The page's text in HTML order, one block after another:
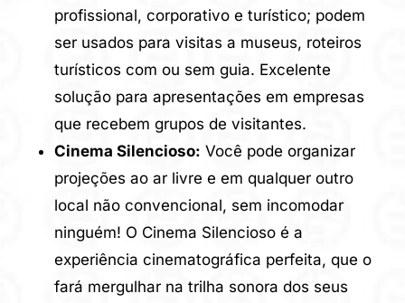
profissional, corporativo e turístico; podem
ser usados para visitas a museus, roteiros
turísticos com ou sem guia. Excelente
solução para apresentações em empresas
que recebem grupos de visitantes.
Cinema Silencioso: Você pode organizar
projeções ao ar livre e em qualquer outro
local não convencional, sem incomodar
ninguém! O Cinema Silencioso é a
experiência cinematográfica perfeita, que o
fará mergulhar na trilha sonora dos seus